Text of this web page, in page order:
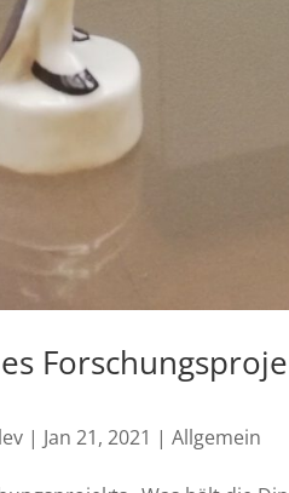
| Jan 21, 2021 |Allgemein